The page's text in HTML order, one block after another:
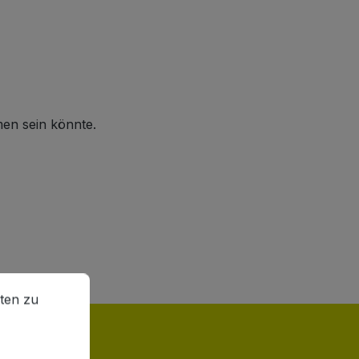
sein könnte.
zu können.
Mehr Informationen ...
zu